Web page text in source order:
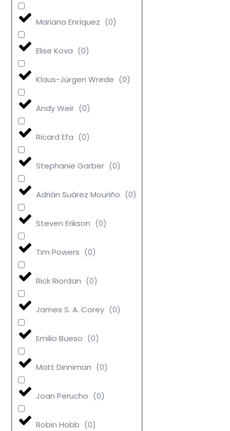
Mariana Enríquez (0)
Elise Kova (0)
Klaus-Jürgen Wrede (0)
Andy Weir (0)
Ricard Efa (0)
Stephanie Garber (0)
Adrián Suárez Mouriño (0)
Steven Erikson (0)
Tim Powers (0)
Rick Riordan (0)
James S. A. Corey (0)
Emilio Bueso (0)
Matt Dinniman (0)
Joan Perucho (0)
Robin Hobb (0)